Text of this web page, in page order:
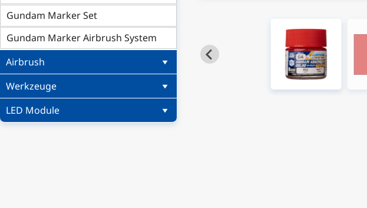
Gundam Marker Set
Gundam Marker Airbrush System
Airbrush
Werkzeuge
LED Module